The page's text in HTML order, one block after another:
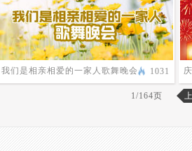
我们是相亲相爱的一家人歌舞晚会 1031
1/164页